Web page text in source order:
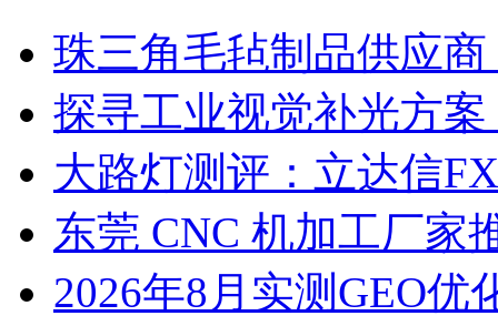
珠三角毛毡制品供应
探寻工业视觉补光方
大路灯测评：立达信
东莞 CNC 机加工厂家
2026年8月实测GEO优